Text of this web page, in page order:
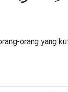
orang yang